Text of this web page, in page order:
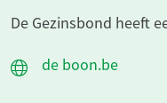
De Gezinsbond heeft
de boon.be